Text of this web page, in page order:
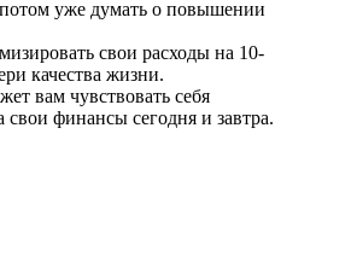
уже думать о повышении
свои расходы на 10-
качества жизни.
вам чувствовать себя
свои финансы сегодня и завтра.